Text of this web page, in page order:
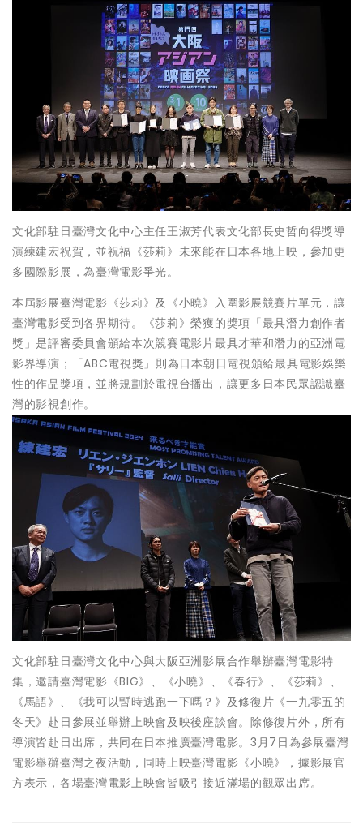
文化部駐日臺灣文化中心主任王淑芳代表文化部長史哲向得獎導
演練建宏祝賀，並祝福《莎莉》未來能在日本各地上映，參加更
多國際影展，為臺灣電影爭光。
本屆影展臺灣電影《莎莉》及《小曉》入圍影展競賽片單元，讓
臺灣電影受到各界期待。《莎莉》榮獲的獎項「最具潛力創作者
獎」是評審委員會頒給本次競賽電影片最具才華和潛力的亞洲電
影界導演；「ABC電視獎」則為日本朝日電視頒給最具電影娛樂
性的作品獎項，並將規劃於電視台播出，讓更多日本民眾認識臺
灣的影視創作。
文化部駐日臺灣文化中心與大阪亞洲影展合作舉辦臺灣電影特
集，邀請臺灣電影《BIG》、《小曉》、《春行》、《莎莉》、
《馬語》、《我可以暫時逃跑一下嗎？》及修復片《一九零五的
冬天》赴日參展並舉辦上映會及映後座談會。除修復片外，所有
導演皆赴日出席，共同在日本推廣臺灣電影。3月7日為參展臺灣
電影舉辦臺灣之夜活動，同時上映臺灣電影《小曉》，據影展官
方表示，各場臺灣電影上映會皆吸引接近滿場的觀眾出席。